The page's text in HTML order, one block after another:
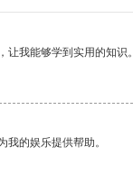
我能够学到实用的知识。
的娱乐提供帮助。